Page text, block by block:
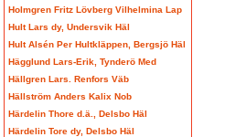
Holmgren Fritz Lövberg Vilhelmina Lap
Hult Lars dy, Undersvik Häl
Hult Alsén Per Hultkläppen, Bergsjö Häl
Hägglund Lars-Erik, Tynderö Med
Hällgren Lars. Renfors Väb
Hällström Anders Kalix Nob
Härdelin Thore d.ä., Delsbo Häl
Härdelin Tore dy, Delsbo Häl